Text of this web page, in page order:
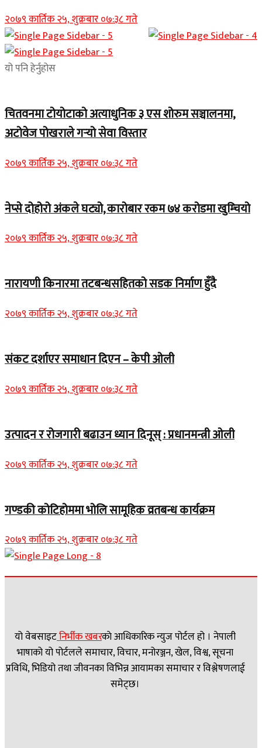
२०७९ कार्तिक २५, शुक्रबार ०७:३८ गते
यो पनि हेर्नुहोस
चितवनमा टोयोटाको अत्याधुनिक ३ एस शोरुम सञ्चालनमा,
अटोवेज पोखराले गर्‍यो सेवा विस्तार
२०७९ कार्तिक २५, शुक्रबार ०७:३८ गते
नेप्से दोहोरो अंकले घट्यो, कारोबार रकम ७४ करोडमा खुम्चियो
२०७९ कार्तिक २५, शुक्रबार ०७:३८ गते
नारायणी किनारमा तटबन्धसहितको सडक निर्माण हुँदै
२०७९ कार्तिक २५, शुक्रबार ०७:३८ गते
संकट दर्शाएर समाधान दिएन – केपी ओली
२०७९ कार्तिक २५, शुक्रबार ०७:३८ गते
उत्पादन र रोजगारी बढाउन ध्यान दिनूस् : प्रधानमन्त्री ओली
२०७९ कार्तिक २५, शुक्रबार ०७:३८ गते
गण्डकी कोटिहोममा भोलि सामूहिक व्रतबन्ध कार्यक्रम
२०७९ कार्तिक २५, शुक्रबार ०७:३८ गते
यो वेबसाइटनिर्भीक खबरकाे आधिकारिक न्युज पोर्टल हो । नेपाली
भाषाको यो पोर्टलले समाचार, विचार, मनोरञ्जन, खेल, विश्व, सूचना
प्रविधि, भिडियो तथा जीवनका विभिन्न आयामका समाचार र विश्लेषणलाई
समेट्छ।